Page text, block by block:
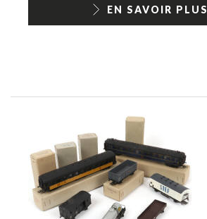
EN SAVOIR PLUS